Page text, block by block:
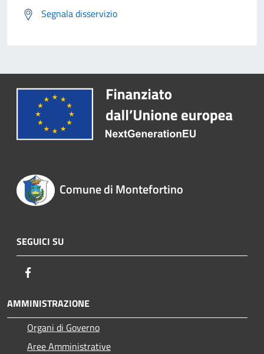
Segnala disservizio
Comune di Montefortino
SEGUICI SU
AMMINISTRAZIONE
Organi di Governo
Aree Amministrative